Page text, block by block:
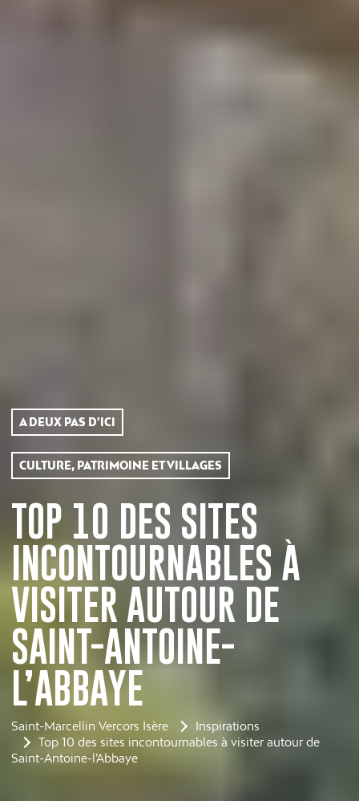
A DEUX PAS D'ICI
CULTURE, PATRIMOINE ET VILLAGES
TOP 10 DES SITES
INCONTOURNABLES À
VISITER AUTOUR DE
SAINT-ANTOINE-
L’ABBAYE
Saint-Marcellin Vercors Isère
Inspirations
Top 10 des sites incontournables à visiter autour de
Saint-Antoine-l’Abbaye